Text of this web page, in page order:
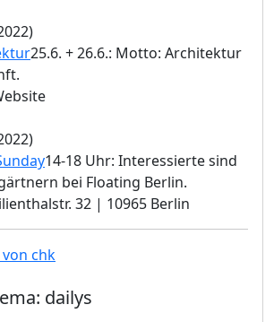
25.6. + 26.6.: Motto: Architektur
14-18 Uhr: Interessierte sind
bei Floating Berlin.
32 | 10965 Berlin
chk
dailys